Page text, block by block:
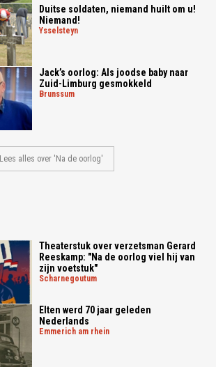
Duitse soldaten, niemand huilt om u!
Niemand!
ysselsteyn
Jack’s oorlog: Als joodse baby naar
Zuid-Limburg gesmokkeld
brunssum
Lees alles over 'Na de oorlog'
Theaterstuk over verzetsman Gerard
Reeskamp: "Na de oorlog viel hij van
zijn voetstuk"
scharnegoutum
Elten werd 70 jaar geleden
Nederlands
emmerich am rhein